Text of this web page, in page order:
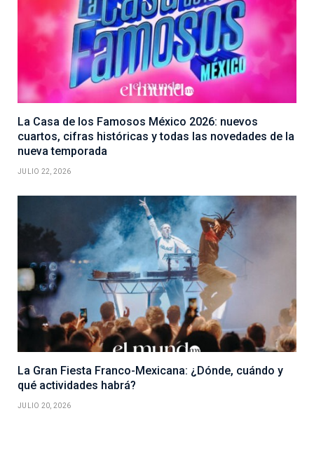
La Casa de los Famosos México 2026: nuevos
cuartos, cifras históricas y todas las novedades de la
nueva temporada
JULIO 22, 2026
La Gran Fiesta Franco-Mexicana: ¿Dónde, cuándo y
qué actividades habrá?
JULIO 20, 2026